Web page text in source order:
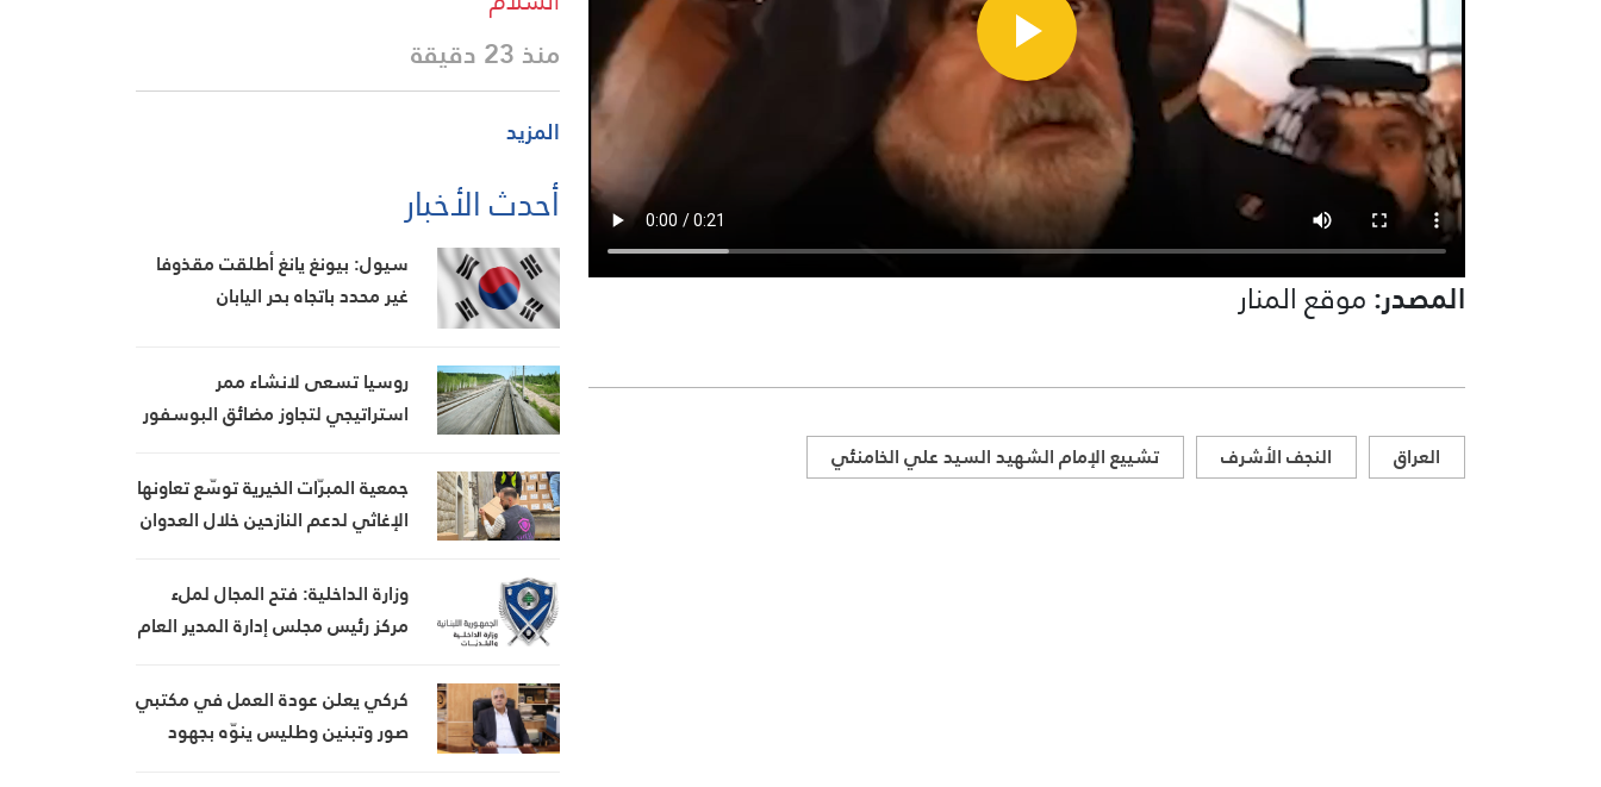
المصدر:موقع المنار
العراق النجف الأشرف تشييع الإمام الشهيد السيد علي الخامنئي
منذ 23 دقيقة
المزيد
أحدث الأخبار
سيول: بيونغ يانغ أطلقت مقذوفا
غير محدد باتجاه بحر اليابان
روسيا تسعى لانشاء ممر
استراتيجي لتجاوز مضائق البوسفور
جمعية المبرّات الخيرية توسّع تعاونها
الإغاثي لدعم النازحين خلال العدوان
وزارة الداخلية: فتح المجال لملء
مركز رئيس مجلس إدارة المدير العام
والمركبات
كركي يعلن عودة العمل في مكتبي
صور وتبنين وطليس ينوّه بجهود